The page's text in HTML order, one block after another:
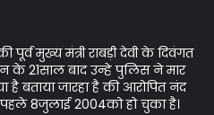
पूर्व मुख्य मंत्री राबड़ी देवी के दिवंगत
के 21साल बाद उन्हे पुलिस ने मार
बताया जारहा है की आरोपित नंद
पहले 8जुलाई 2004को हो चुका है।